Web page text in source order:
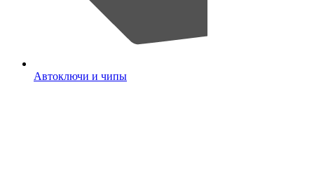
Автоключи и чипы